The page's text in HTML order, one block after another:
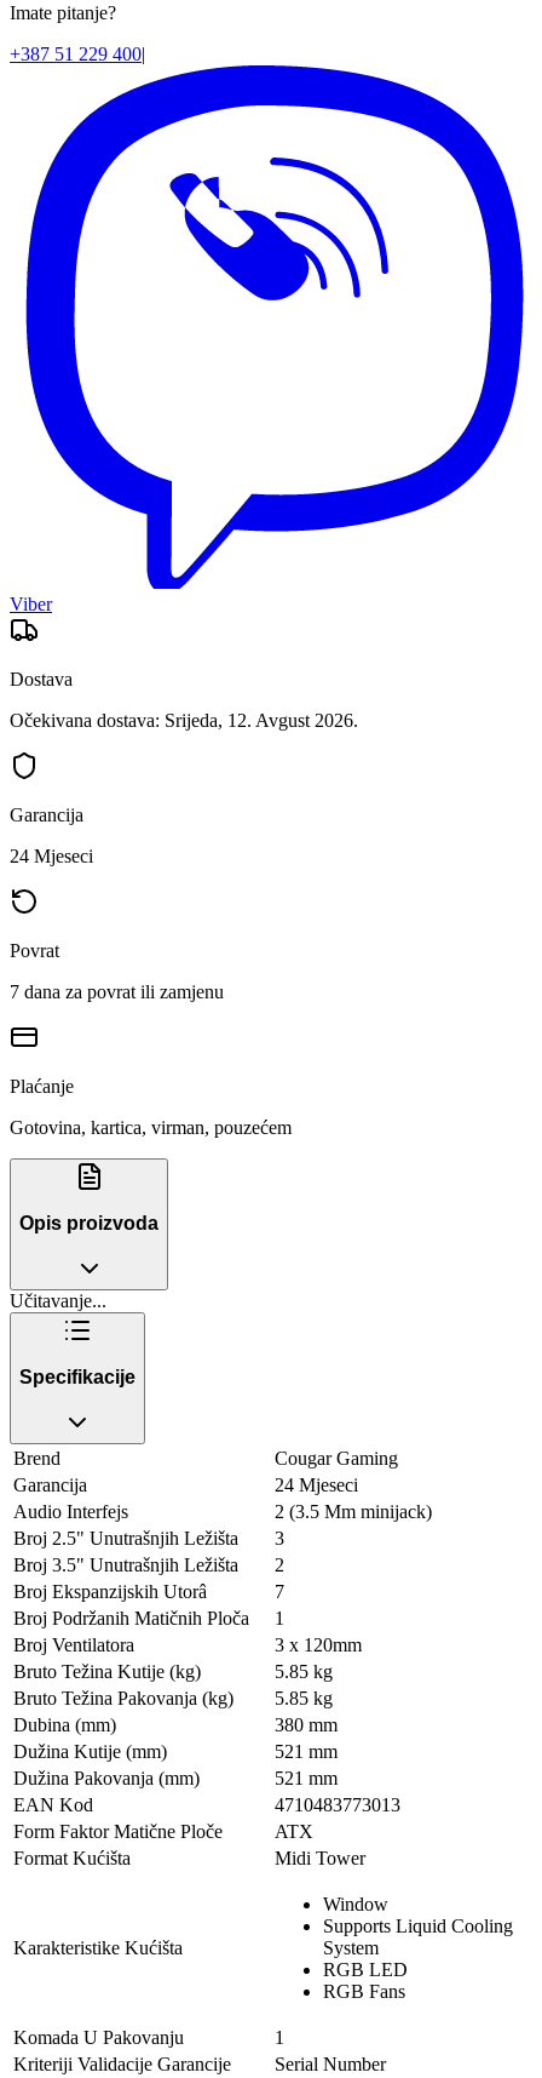
Imate pitanje?
+387 51 229 400|
Viber
Dostava
Očekivana dostava: Srijeda, 12. Avgust 2026.
Garancija
24 Mjeseci
Povrat
7 dana za povrat ili zamjenu
Plaćanje
Gotovina, kartica, virman, pouzećem
Opis proizvoda
Učitavanje...
Specifikacije
Brend
Cougar Gaming
Garancija
24 Mjeseci
Audio Interfejs
2 (3.5 Mm minijack)
Broj 2.5" Unutrašnjih Ležišta
3
Broj 3.5" Unutrašnjih Ležišta
2
Broj Ekspanzijskih Utorâ
7
Broj Podržanih Matičnih Ploča
1
Broj Ventilatora
3 x 120mm
Bruto Težina Kutije (kg)
5.85 kg
Bruto Težina Pakovanja (kg)
5.85 kg
Dubina (mm)
380 mm
Dužina Kutije (mm)
521 mm
Dužina Pakovanja (mm)
521 mm
EAN Kod
4710483773013
Form Faktor Matične Ploče
ATX
Format Kućišta
Midi Tower
Karakteristike Kućišta
Window
Supports Liquid Cooling
System
RGB LED
RGB Fans
Komada U Pakovanju
1
Kriteriji Validacije Garancije
Serial Number